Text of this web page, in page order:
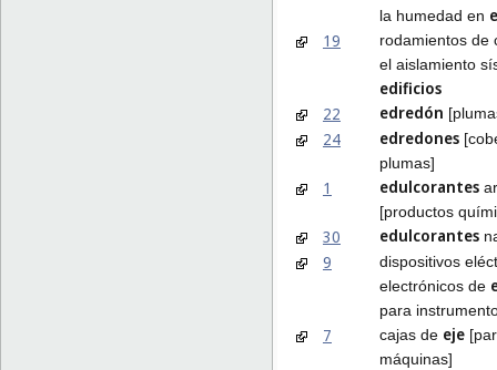
la humedad en
19
rodamientos de
el aislamiento
edificios
22
edredón
24 edredones
plumas]
1 edulcorantes
[productos
30 edulcorantes
9
dispositivos
electrónicos de
para
7 cajas de eje
máquinas]